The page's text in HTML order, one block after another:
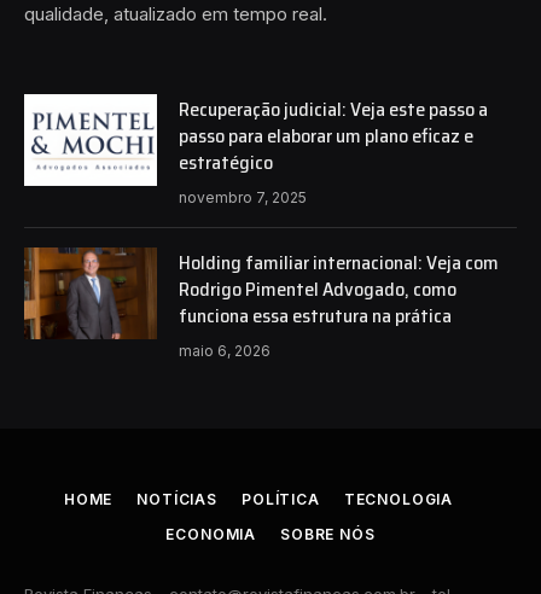
qualidade, atualizado em tempo real.
Recuperação judicial: Veja este passo a
passo para elaborar um plano eficaz e
estratégico
novembro 7, 2025
Holding familiar internacional: Veja com
Rodrigo Pimentel Advogado, como
funciona essa estrutura na prática
maio 6, 2026
HOME NOTÍCIAS POLÍTICA
TECNOLOGIA
ECONOMIA
SOBRE NÓS